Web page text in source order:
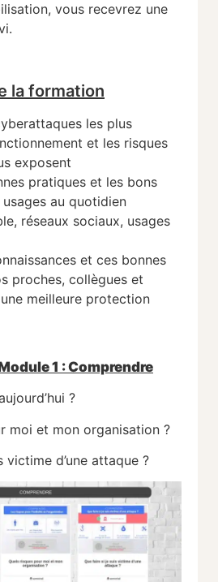
vous recevrez une
la formation
les plus
et les risques
exposent
pratiques et les bons
au quotidien
réseaux sociaux, usages
et ces bonnes
proches, collègues et
meilleure protection
1 : Comprendre
?
moi et mon organisation ?
victime d’une attaque ?